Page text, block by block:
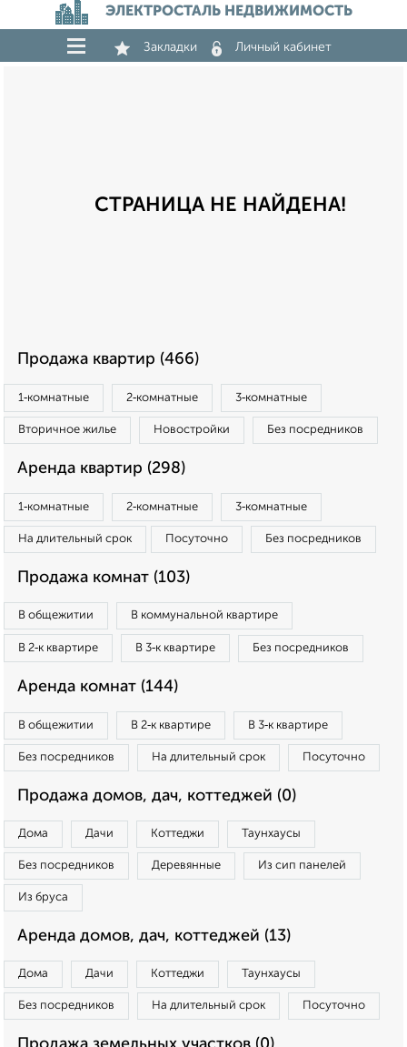
ЭЛЕКТРОСТАЛЬ НЕДВИЖИМОСТЬ
Закладки Личный кабинет
СТРАНИЦА НЕ НАЙДЕНА!
Продажа квартир (466)
1‑комнатные 2‑комнатные 3‑комнатные
Вторичное жилье Новостройки Без посредников
Аренда квартир (298)
1‑комнатные 2‑комнатные 3‑комнатные
На длительный срок Посуточно Без посредников
Продажа комнат (103)
В общежитии В коммунальной квартире
В 2‑к квартире В 3‑к квартире Без посредников
Аренда комнат (144)
В общежитии В 2‑к квартире В 3‑к квартире
Без посредников На длительный срок Посуточно
Продажа домов, дач, коттеджей (0)
Дома Дачи Коттеджи Таунхаусы
Без посредников Деревянные Из сип панелей
Из бруса
Аренда домов, дач, коттеджей (13)
Дома Дачи Коттеджи Таунхаусы
Без посредников На длительный срок Посуточно